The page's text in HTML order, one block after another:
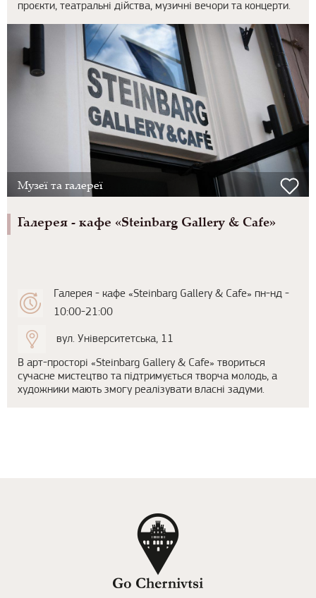
проєкти, театральні дійства, музичні вечори та концерти.
Музеї та галереї
Галерея - кафе «Steinbarg Gallery & Cafe»
Галерея - кафе «Steinbarg Gallery & Cafe» пн-нд -
10:00-21:00
вул. Університетська, 11
В арт-просторі «Steinbarg Gallery & Cafe» твориться
сучасне мистецтво та підтримується творча молодь, а
художники мають змогу реалізувати власні задуми.